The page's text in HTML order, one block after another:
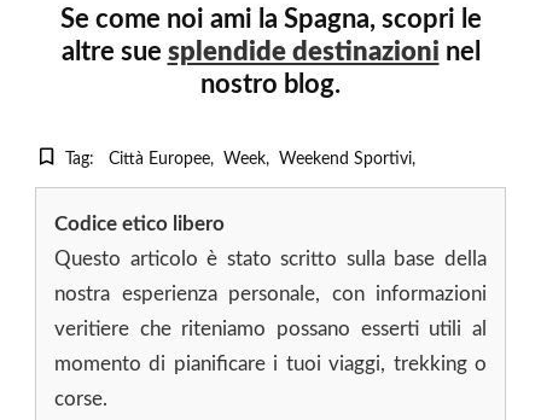
Se come noi ami la Spagna, scopri le
altre sue splendide destinazioni nel
nostro blog.
Tag: Città Europee Week Weekend Sportivi
Codice etico libero
Questo articolo è stato scritto sulla base della
nostra esperienza personale, con informazioni
veritiere che riteniamo possano esserti utili al
momento di pianificare i tuoi viaggi, trekking o
corse.